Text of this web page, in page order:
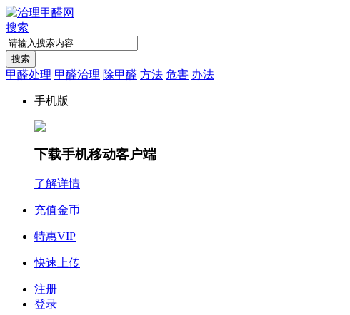
搜索
搜索
甲醛处理 甲醛治理 除甲醛 方法 危害 办法
手机版
下载手机移动客户端
了解详情
充值金币
特惠VIP
快速上传
注册
登录